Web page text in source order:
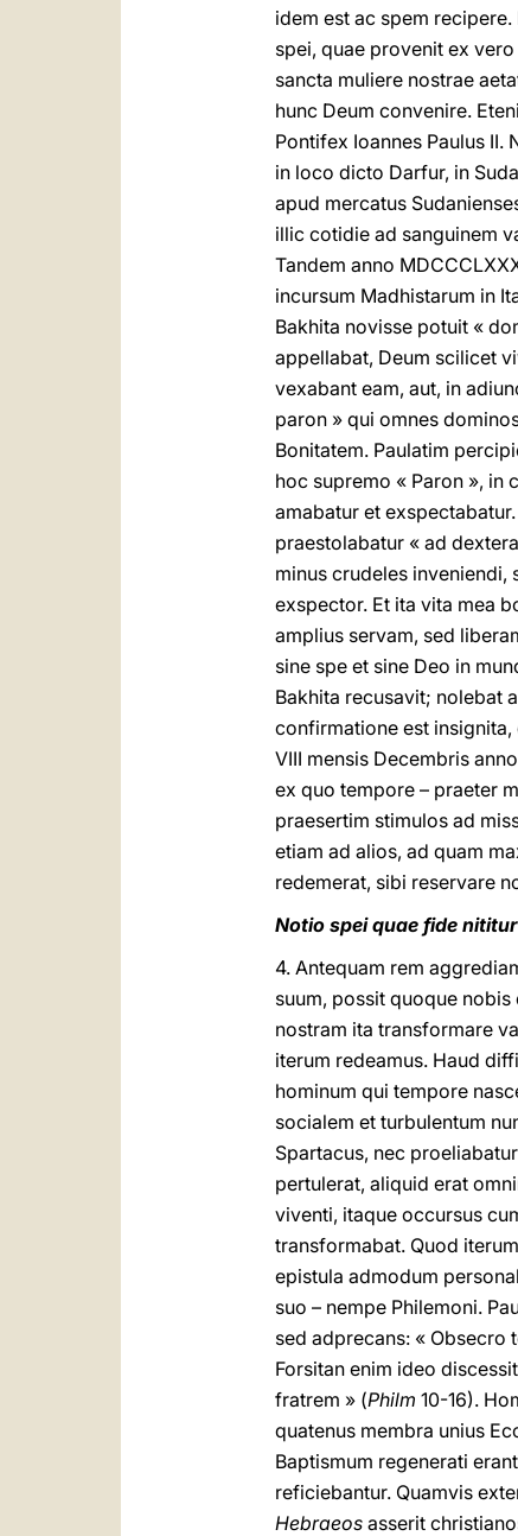
idem est ac spem
spei, quae provenit ex
sancta muliere nostrae
hunc Deum convenire.
Pontifex Ioannes Paulus II.
in loco dicto Darfur, in
apud mercatus
illic cotidie ad sanguinem
Tandem anno
incursum Madhistarum in
Bakhita novisse potuit «
appellabat, Deum scilicet
vexabant eam, aut, in
paron » qui omnes
Bonitatem. Paulatim
hoc supremo « Paron », in
amabatur et
praestolabatur « ad
minus crudeles inveniendi,
exspector. Et ita vita mea
amplius servam, sed
sine spe et sine Deo in
Bakhita recusavit; nolebat
confirmatione est insignita,
VIII mensis Decembris
ex quo tempore – praeter
praesertim stimulos ad
etiam ad alios, ad quam
redemerat, sibi reservare
Notio spei quae fide
4. Antequam rem
suum, possit quoque
nostram ita transformare
iterum redeamus. Haud
hominum qui tempore
socialem et turbulentum
Spartacus, nec
pertulerat, aliquid erat
viventi, itaque occursus
transformabat. Quod
epistula admodum
suo – nempe Philemoni.
sed adprecans: « Obsecro
Forsitan enim ideo
fratrem » (Philm 10-16).
quatenus membra unius
Baptismum regenerati
reficiebantur. Quamvis
Hebraeos asserit